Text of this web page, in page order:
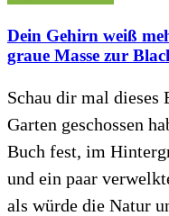
Dein Gehirn weiß
graue Masse zur
Schau dir mal dieses
Garten geschossen
Buch fest, im
und ein paar
als würde die Natur